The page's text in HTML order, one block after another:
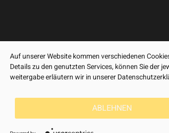
Auf unserer Website kommen verschiedenen
Details zu den genutzten Services, können Sie der
weitergabe erläutern wir in unserer
ABLEHNEN